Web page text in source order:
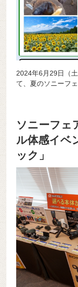
2024年6月29日（
て、夏のソニーフ
ソニーフェ
ル体感イベ
ック」